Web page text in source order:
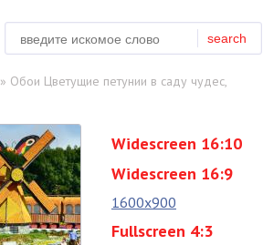
search
» Обои Цветущие петунии в саду чудес,
Widescreen 16:10
Widescreen 16:9
1600x900
Fullscreen 4:3